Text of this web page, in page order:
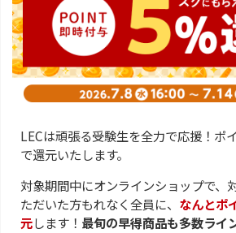
LECは頑張る受験生を全力で応援！ポ
で還元いたします。
対象期間中にオンラインショップで、
ただいた方もれなく全員に、 なんとポ
元します！ 最旬の早得商品も多数ライ